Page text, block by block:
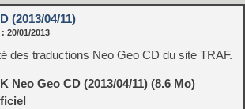
(2013/04/11)
20/01/2013
des traductions Neo Geo CD du site TRAF.
Neo Geo CD (2013/04/11) (8.6 Mo)